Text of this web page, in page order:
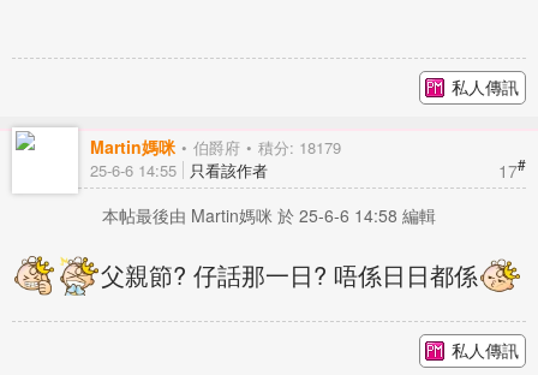
私人傳訊
Martin媽咪 伯爵府 積分: 18179
17#
25-6-6 14:55 只看該作者
本帖最後由 Martin媽咪 於 25-6-6 14:58 編輯
父親節? 仔話那一日? 唔係日日都係
私人傳訊